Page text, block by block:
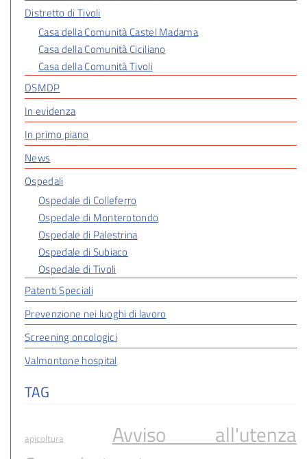
Distretto di Tivoli
Casa della Comunità Castel Madama
Casa della Comunità Ciciliano
Casa della Comunità Tivoli
DSMDP
In evidenza
In primo piano
News
Ospedali
Ospedale di Colleferro
Ospedale di Monterotondo
Ospedale di Palestrina
Ospedale di Subiaco
Ospedale di Tivoli
Patenti Speciali
Prevenzione nei luoghi di lavoro
Screening oncologici
Valmontone hospital
TAG
apicoltura Avviso all'utenza